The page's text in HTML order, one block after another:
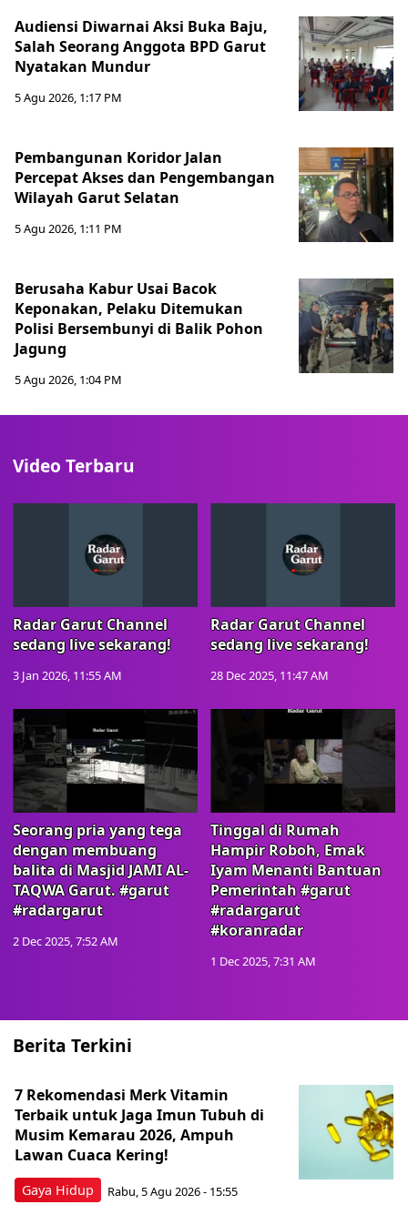
Audiensi Diwarnai Aksi Buka Baju,
Salah Seorang Anggota BPD Garut
Nyatakan Mundur
5 Agu 2026, 1:17 PM
Pembangunan Koridor Jalan
Percepat Akses dan Pengembangan
Wilayah Garut Selatan
5 Agu 2026, 1:11 PM
Berusaha Kabur Usai Bacok
Keponakan, Pelaku Ditemukan
Polisi Bersembunyi di Balik Pohon
Jagung
5 Agu 2026, 1:04 PM
Video Terbaru
Radar Garut Channel
sedang live sekarang!
3 Jan 2026, 11:55 AM
Radar Garut Channel
sedang live sekarang!
28 Dec 2025, 11:47 AM
Seorang pria yang tega
dengan membuang
balita di Masjid JAMI AL-
TAQWA Garut. #garut
#radargarut
2 Dec 2025, 7:52 AM
Tinggal di Rumah
Hampir Roboh, Emak
Iyam Menanti Bantuan
Pemerintah #garut
#radargarut
#koranradar
1 Dec 2025, 7:31 AM
Berita Terkini
Gaya Hidup
7 Rekomendasi Merk Vitamin
Terbaik untuk Jaga Imun Tubuh di
Musim Kemarau 2026, Ampuh
Lawan Cuaca Kering!
Rabu, 5 Agu 2026 - 15:55